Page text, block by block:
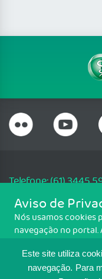
Este site utiliza
navegação. Para
Telefone: (61) 3445
Email:
SGAS 616, Conjunto D,
CNPJ: 33.583.550/0001-30
MAPA DO SITE
Aviso de
Nós usamos cookies
navegação no
Para ter mais
Política de cookies.